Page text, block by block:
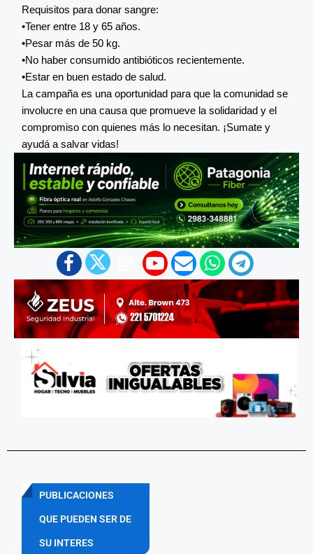
Requisitos para donar sangre:
•Tener entre 18 y 65 años.
•Pesar más de 50 kg.
•No haber consumido antibióticos recientemente.
•Estar en buen estado de salud.
La campaña es una oportunidad para que la comunidad se
involucre en una causa que promueve la solidaridad y el
compromiso con quienes más lo necesitan. ¡Sumate y
ayudá a salvar vidas!
PUBLICACIONES
QUE PUEDEN SER DE
SU INTERES